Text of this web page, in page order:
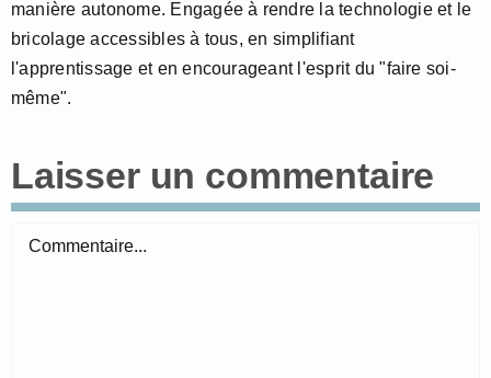
manière autonome. Engagée à rendre la technologie et le
bricolage accessibles à tous, en simplifiant
l'apprentissage et en encourageant l'esprit du "faire soi-
même".
Laisser un commentaire
Commentaire